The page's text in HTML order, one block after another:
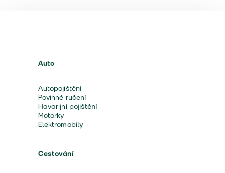
Auto
Autopojištění
Povinné ručení
Havarijní pojištění
Motorky
Elektromobily
Cestování